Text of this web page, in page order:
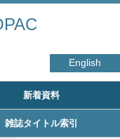
English
新着資料
雑誌タイトル索引